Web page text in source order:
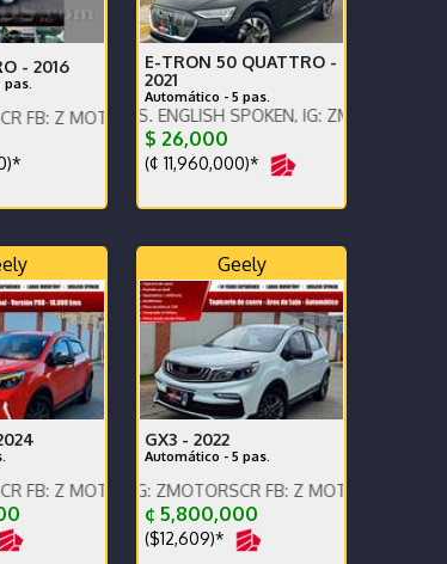
- 2016
pas.
Contáctenos x WhatsApp.
E-TRON 50 QUATTRO -
2021
Automático - 5 pas.
ENGLISH SPOKEN, IG: ZMOTORSCR FB: Z
$ 26,000
(¢ 11,960,000)*
Contáctenos x WhatsApp.
Geely
GX3 - 2022
Automático - 5 pas.
IG: ZMOTORSCR FB: Z MOTORS. Contáctenos x
¢ 5,800,000
($12,609)*